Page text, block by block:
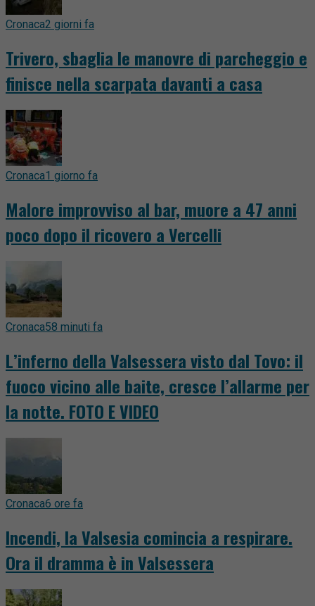
Cronaca2 giorni fa
Trivero, sbaglia le manovre di parcheggio e
finisce nella scarpata davanti a casa
Cronaca1 giorno fa
Malore improvviso al bar, muore a 47 anni
poco dopo il ricovero a Vercelli
Cronaca58 minuti fa
L’inferno della Valsessera visto dal Tovo: il
fuoco vicino alle baite, cresce l’allarme per
la notte. FOTO E VIDEO
Cronaca6 ore fa
Incendi, la Valsesia comincia a respirare.
Ora il dramma è in Valsessera